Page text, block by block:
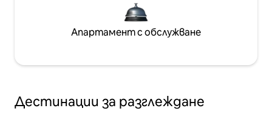
Апартамент с обслужване
Дестинации за разглеждане